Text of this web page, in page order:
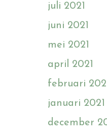
juli 2021
juni 2021
mei 2021
april 2021
februari
januari 2021
december